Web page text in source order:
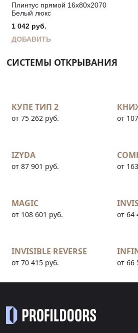
Плинтус прямой 16х80х2070
Белый люкс
1 042 руб.
ДОБАВИТЬ
СИСТЕМЫ ОТКРЫВАНИЯ
КУПЕ ТИП 2
от 75 262 руб. от
IZYDA
от 87 901 руб. от
MAGIC
от 108 601 руб. от 64
INVISIBLE REVERSE
от 70 415 руб. от 66